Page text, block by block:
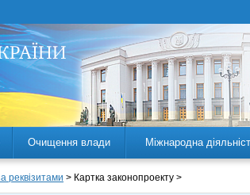
Очищення влади Міжнародна
реквізитами > Картка законопроекту >